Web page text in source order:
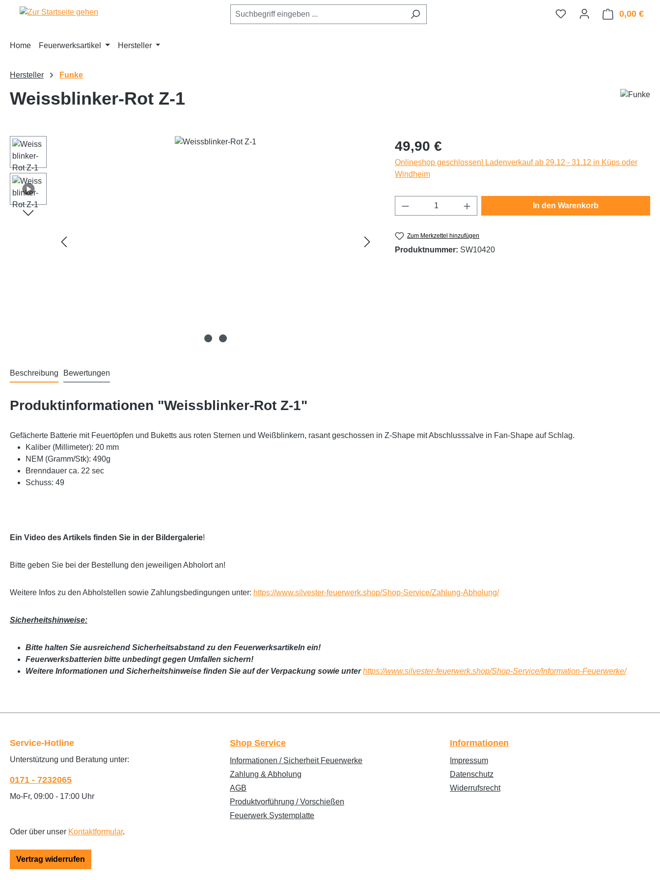
Hauptinhalt springen
Zur Suche springen
Zur Hauptnavigation springen 0,00 €
Home Feuerwerksartikel Hersteller
Hersteller Funke
Weissblinker-Rot Z-1
Bildergalerie überspringen Regulärer Preis:
49,90 €
Onlineshop geschlossen! Ladenverkauf ab 29.12 - 31.12 in Küps oder
Windheim
Produkt Anzahl: Gib den gewünschten Wert ein
In den Warenkorb
Zum Merkzettel hinzufügen
Produktnummer: SW10420
Beschreibung Bewertungen
Produktinformationen "Weissblinker-Rot Z-1"
Gefächerte Batterie mit Feuertöpfen und Buketts aus roten Sternen und Weißblinkern, rasant geschossen in Z-Shape mit Abschlusssalve in Fan-Shape auf Schlag.
Kaliber (Millimeter): 20 mm
NEM (Gramm/Stk): 490g
Brenndauer ca. 22 sec
Schuss: 49
Ein Video des Artikels finden Sie in der Bildergalerie!
Bitte geben Sie bei der Bestellung den jeweiligen Abholort an!
Weitere Infos zu den Abholstellen sowie Zahlungsbedingungen unter: https://www.silvester-feuerwerk.shop/Shop-Service/Zahlung-Abholung/
Sicherheitshinweise:
Bitte halten Sie ausreichend Sicherheitsabstand zu den Feuerwerksartikeln ein!
Feuerwerksbatterien bitte unbedingt gegen Umfallen sichern!
Weitere Informationen und Sicherheitshinweise finden Sie auf der Verpackung sowie unterhttps://www.silvester-feuerwerk.shop/Shop-Service/Information-Feuerwerke/
Service-Hotline
Unterstützung und Beratung unter:
0171 - 7232065
Mo-Fr, 09:00 - 17:00 Uhr
Oder über unser Kontaktformular.
Vertrag widerrufen
Shop Service
Informationen / Sicherheit Feuerwerke
Zahlung & Abholung
AGB
Produktvorführung / Vorschießen
Feuerwerk Systemplatte
Informationen
Impressum
Datenschutz
Widerrufsrecht